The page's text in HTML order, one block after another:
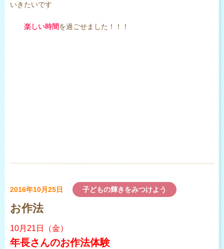
いきたいです
楽しい時間を過ごせました！！！
2016年10月25日 子どもの輝きをみつけよう
お作法
10月21日（金）
年長さんのお作法体験